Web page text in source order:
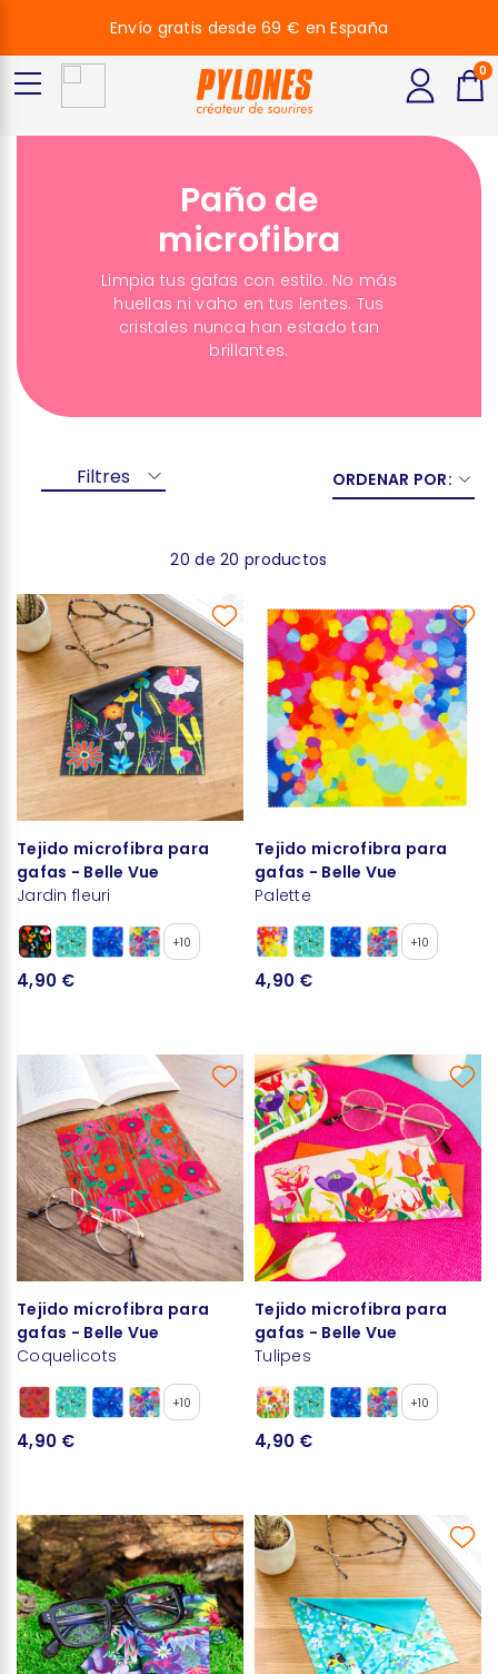
Paño de
microfibra
Limpia tus gafas con estilo. No más
huellas ni vaho en tus lentes. Tus
cristales nunca han estado tan
brillantes.
Filtres ORDENAR POR:
20 de 20 productos
Tejido microfibra para
gafas - Belle Vue
Jardin fleuri
+10
4,90 €
Tejido microfibra para
gafas - Belle Vue
Palette
+10
4,90 €
Tejido microfibra para
gafas - Belle Vue
Coquelicots
+10
4,90 €
Tejido microfibra para
gafas - Belle Vue
Tulipes
+10
4,90 €
Envío gratis desde 69 € en España
0